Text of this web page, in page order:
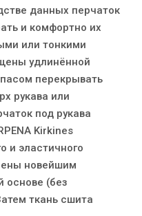
данных перчаток
и комфортно их
или тонкими
удлинённой
перекрывать
рукава или
под рукава
Kirkines
и эластичного
новейшим
основе (без
ткань сшита